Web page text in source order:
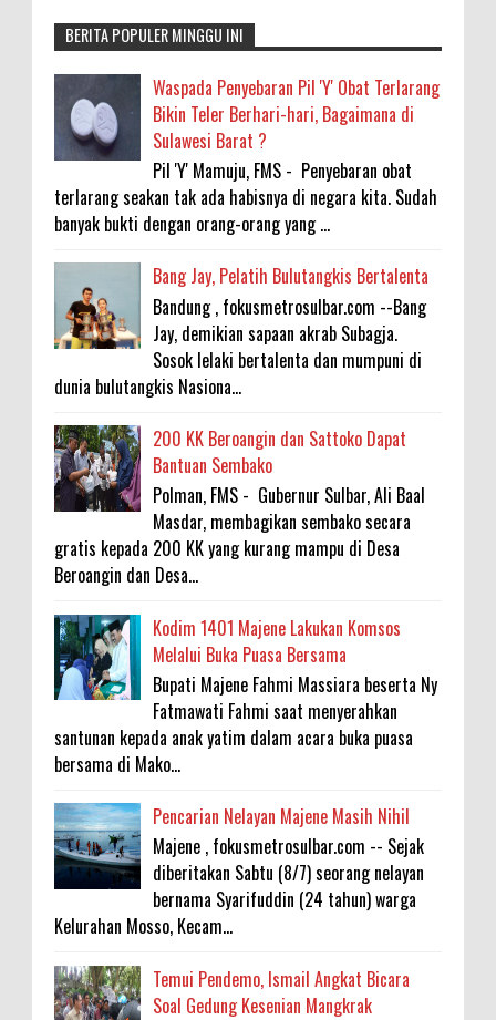
BERITA POPULER MINGGU INI
Waspada Penyebaran Pil 'Y' Obat Terlarang
Bikin Teler Berhari-hari, Bagaimana di
Sulawesi Barat ?
Pil 'Y' Mamuju, FMS - Penyebaran obat
terlarang seakan tak ada habisnya di negara kita. Sudah
banyak bukti dengan orang-orang yang ...
Bang Jay, Pelatih Bulutangkis Bertalenta
Bandung , fokusmetrosulbar.com --Bang
Jay, demikian sapaan akrab Subagja.
Sosok lelaki bertalenta dan mumpuni di
dunia bulutangkis Nasiona...
200 KK Beroangin dan Sattoko Dapat
Bantuan Sembako
Polman, FMS - Gubernur Sulbar, Ali Baal
Masdar, membagikan sembako secara
gratis kepada 200 KK yang kurang mampu di Desa
Beroangin dan Desa...
Kodim 1401 Majene Lakukan Komsos
Melalui Buka Puasa Bersama
Bupati Majene Fahmi Massiara beserta Ny
Fatmawati Fahmi saat menyerahkan
santunan kepada anak yatim dalam acara buka puasa
bersama di Mako...
Pencarian Nelayan Majene Masih Nihil
Majene , fokusmetrosulbar.com -- Sejak
diberitakan Sabtu (8/7) seorang nelayan
bernama Syarifuddin (24 tahun) warga
Kelurahan Mosso, Kecam...
Temui Pendemo, Ismail Angkat Bicara
Soal Gedung Kesenian Mangkrak